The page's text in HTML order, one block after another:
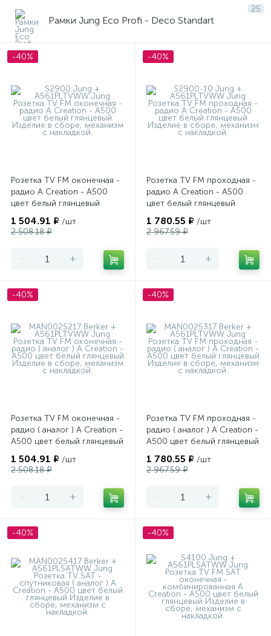
25
Рамки Jung Eco Profi - Deco Standart
-40%
Розетка TV FM оконечная -
радио A Creation - A500
цвет белый глянцевый
1 504.91 ₽ /шт
2 508.18 ₽
- +
-40%
Розетка TV FM проходная -
радио A Creation - A500
цвет белый глянцевый
1 780.55 ₽ /шт
2 967.59 ₽
- +
-40%
Розетка TV FM оконечная -
радио ( аналог ) A Creation -
A500 цвет белый глянцевый
1 504.91 ₽ /шт
2 508.18 ₽
- +
-40%
Розетка TV FM проходная -
радио ( аналог ) A Creation -
A500 цвет белый глянцевый
1 780.55 ₽ /шт
2 967.59 ₽
- +
-40% -40%